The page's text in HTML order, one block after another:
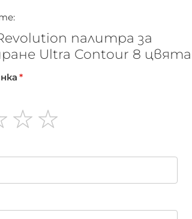
палитра за
Ultra Contour 8 цвята